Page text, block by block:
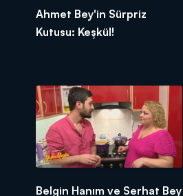
Ahmet Bey'in Sürpriz
Kutusu: Keşkül!
Belgin Hanım ve Serhat Bey